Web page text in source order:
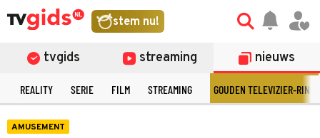
stem nu!
tvgids streaming nieuws
REALITY SERIE FILM STREAMING GOUDEN TELEVIZIER-RING
AMUSEMENT